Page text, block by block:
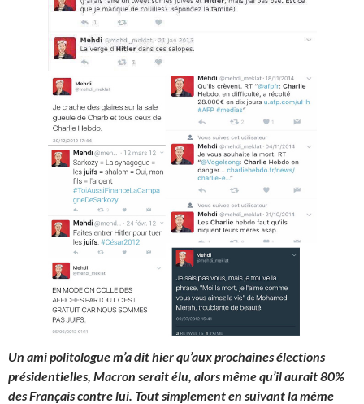
Un ami politologue m’a dit hier qu’aux prochaines élections
présidentielles, Macron serait élu, alors même qu’il aurait 80%
des Français contre lui. Tout simplement en suivant la même